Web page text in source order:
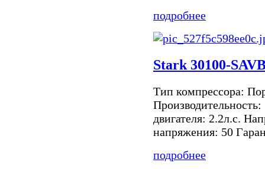
подробнее
Stark 30100-
Тип компрессора:
двигателя: 2.2л.с.
напряжения: 50
подробнее